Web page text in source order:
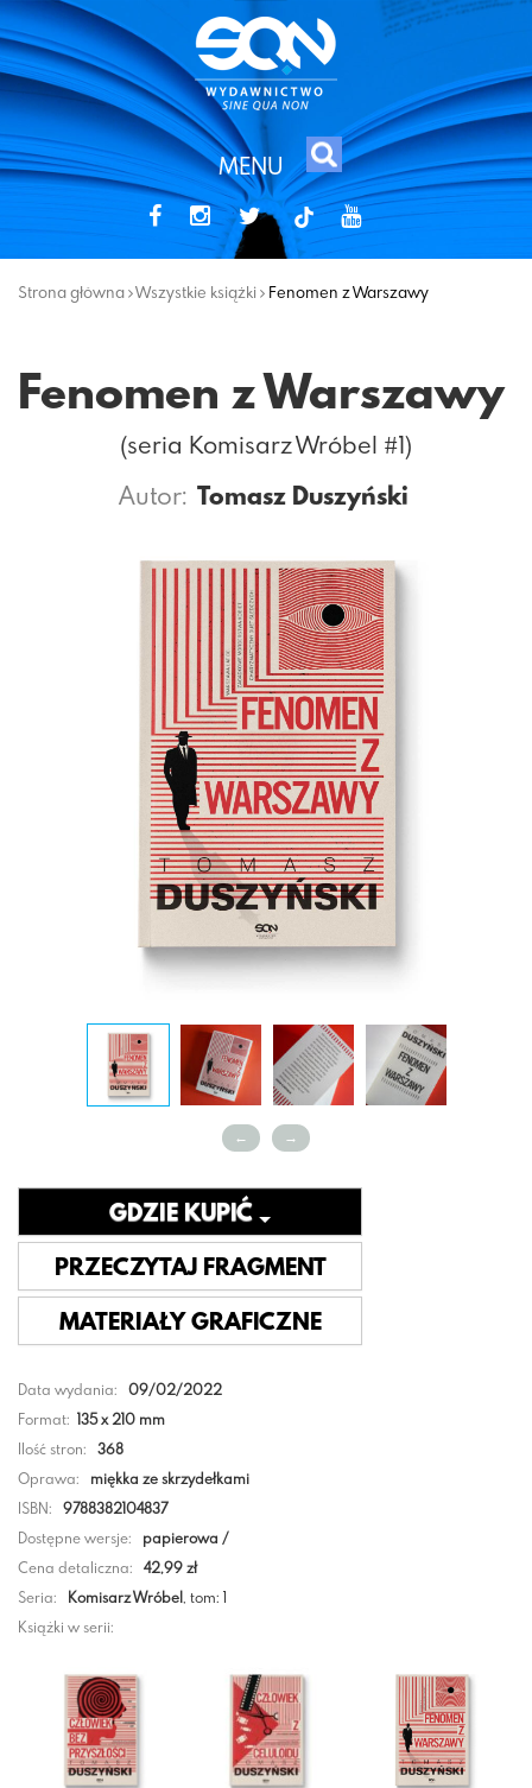
MENU
tiktok
Strona główna Wszystkie książki Fenomen z Warszawy
Fenomen z Warszawy
(seria Komisarz Wróbel #1)
Autor: Tomasz Duszyński
Data wydania:
09/02/2022
Format: 135 x 210 mm
Ilość stron:
368
Oprawa:
miękka ze skrzydełkami
ISBN:
9788382104837
Dostępne wersje:
papierowa /
Cena detaliczna:
42,99 zł
Seria:
Komisarz Wróbel, tom: 1
Książki w serii:
GDZIE KUPIĆ
PRZECZYTAJ FRAGMENT
MATERIAŁY GRAFICZNE
← →